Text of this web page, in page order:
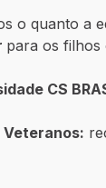
o quanto a
para os filhos
CS
Veteranos: